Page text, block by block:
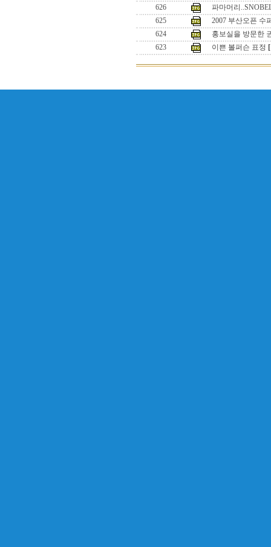
626
파마머리
625
2007 부산오픈 수
624
홍보실을 방문한
623
이쁜 볼퍼슨 표정